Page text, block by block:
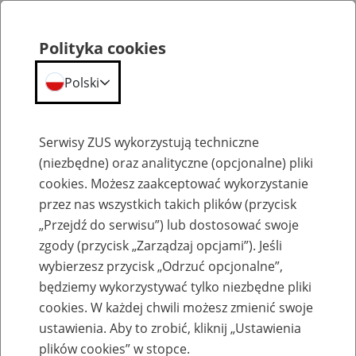
Emerytury
Baza zlikwidowanych lub
przekształconych zakładów pracy
Polityka cookies
Polski
Serwisy ZUS wykorzystują techniczne
(niezbędne) oraz analityczne (opcjonalne) pliki
cookies. Możesz zaakceptować wykorzystanie
przez nas wszystkich takich plików (przycisk
„Przejdź do serwisu”) lub dostosować swoje
zgody (przycisk „Zarządzaj opcjami”). Jeśli
wybierzesz przycisk „Odrzuć opcjonalne”,
będziemy wykorzystywać tylko niezbędne pliki
cookies. W każdej chwili możesz zmienić swoje
ustawienia. Aby to zrobić, kliknij „Ustawienia
plików cookies” w stopce.